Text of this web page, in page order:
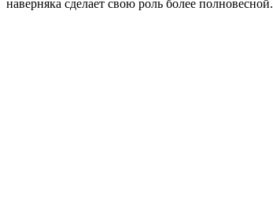
наверняка сделает свою роль более полновесной.